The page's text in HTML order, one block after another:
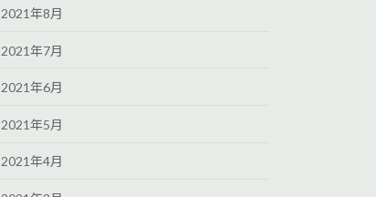
2021年8月
2021年7月
2021年6月
2021年5月
2021年4月